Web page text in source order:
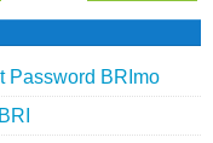
Password BRImo